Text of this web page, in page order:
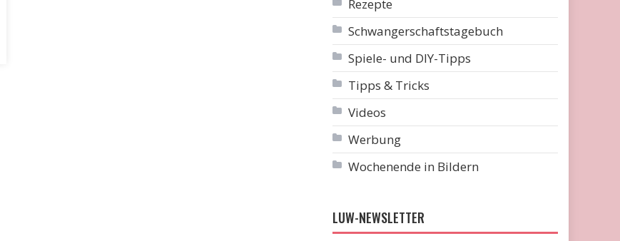
Rezepte
Schwangerschaftstagebuch
Spiele- und DIY-Tipps
Tipps & Tricks
Videos
Werbung
Wochenende in Bildern
LUW-NEWSLETTER